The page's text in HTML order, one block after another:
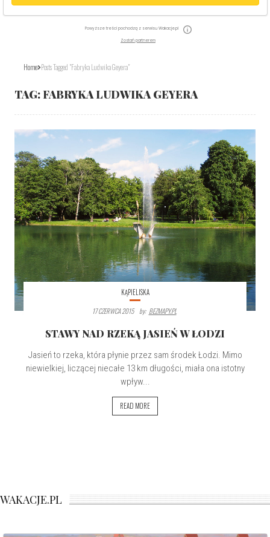
Powyższe treści pochodzą z serwisu Wakacje.pl
Zostań partnerem
Home Posts Tagged "fabryka Ludwika Geyera"
TAG:FABRYKA LUDWIKA GEYERA
KĄPIELISKA
17 CZERWCA 2015
By: BEZMAPY.PL
STAWY NAD RZEKĄ JASIEŃ W ŁODZI
Jasień to rzeka, która płynie przez sam środek Łodzi. Mimo
niewielkiej, liczącej niecałe 13 km długości, miała ona istotny
wpływ...
READ MORE
WAKACJE.PL